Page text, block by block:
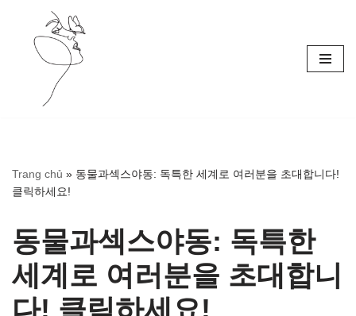
Skip
Trang chủ » 동물과섹스야동: 독특한 세계로 여러분을 초대합니다!
클릭하세요!
동물과섹스야동: 독특한
세계로 여러분을 초대합니
다! 클릭하세요!